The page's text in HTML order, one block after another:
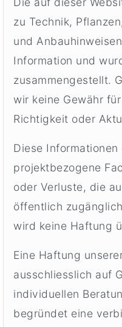
zu Technik,
und
Information und
zusammengestellt.
wir keine Gewähr
Richtigkeit oder
Diese
projektbezogene
oder Verluste, die
öffentlich
wird keine Haftung
Eine Haftung
ausschliesslich auf
individuellen
begründet eine